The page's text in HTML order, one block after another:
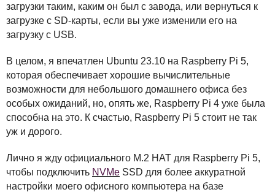
загрузки таким, каким он был с завода, или вернуться к
загрузке с SD-карты, если вы уже изменили его на
загрузку с USB.
В целом, я впечатлен Ubuntu 23.10 на Raspberry Pi 5,
которая обеспечивает хорошие вычислительные
возможности для небольшого домашнего офиса без
особых ожиданий, но, опять же, Raspberry Pi 4 уже была
способна на это. К счастью, Raspberry Pi 5 стоит не так
уж и дорого.
Лично я жду официального M.2 HAT для Raspberry Pi 5,
чтобы подключить NVMe SSD для более аккуратной
настройки моего офисного компьютера на базе